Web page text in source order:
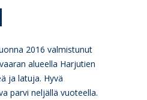
2016 valmistunut
alueella Harjutien
ja latuja. Hyvä
parvi neljällä vuoteella.